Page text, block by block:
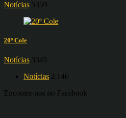
Notícias 5359
20º Cole
Notícias 3345
Notícias 2.146
Encontre-nos no Facebook